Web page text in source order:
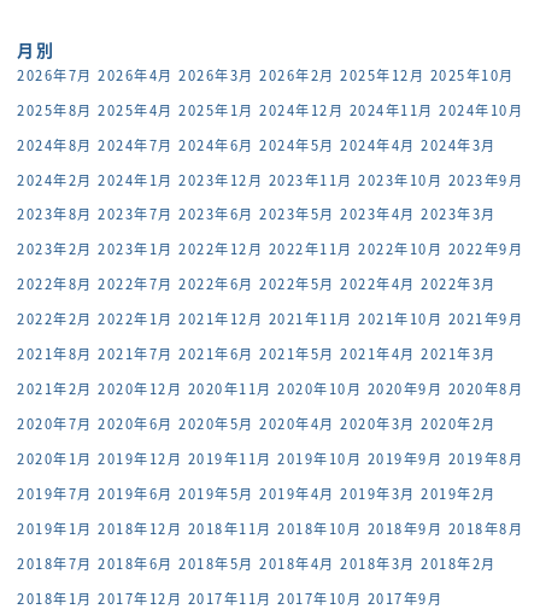
月別
2026年7月 2026年4月 2026年3月 2026年2月 2025年12月 2025年10月
2025年8月 2025年4月 2025年1月 2024年12月 2024年11月 2024年10月
2024年8月 2024年7月 2024年6月 2024年5月 2024年4月 2024年3月
2024年2月 2024年1月 2023年12月 2023年11月 2023年10月 2023年9月
2023年8月 2023年7月 2023年6月 2023年5月 2023年4月 2023年3月
2023年2月 2023年1月 2022年12月 2022年11月 2022年10月 2022年9月
2022年8月 2022年7月 2022年6月 2022年5月 2022年4月 2022年3月
2022年2月 2022年1月 2021年12月 2021年11月 2021年10月 2021年9月
2021年8月 2021年7月 2021年6月 2021年5月 2021年4月 2021年3月
2021年2月 2020年12月 2020年11月 2020年10月 2020年9月 2020年8月
2020年7月 2020年6月 2020年5月 2020年4月 2020年3月 2020年2月
2020年1月 2019年12月 2019年11月 2019年10月 2019年9月 2019年8月
2019年7月 2019年6月 2019年5月 2019年4月 2019年3月 2019年2月
2019年1月 2018年12月 2018年11月 2018年10月 2018年9月 2018年8月
2018年7月 2018年6月 2018年5月 2018年4月 2018年3月 2018年2月
2018年1月 2017年12月 2017年11月 2017年10月 2017年9月